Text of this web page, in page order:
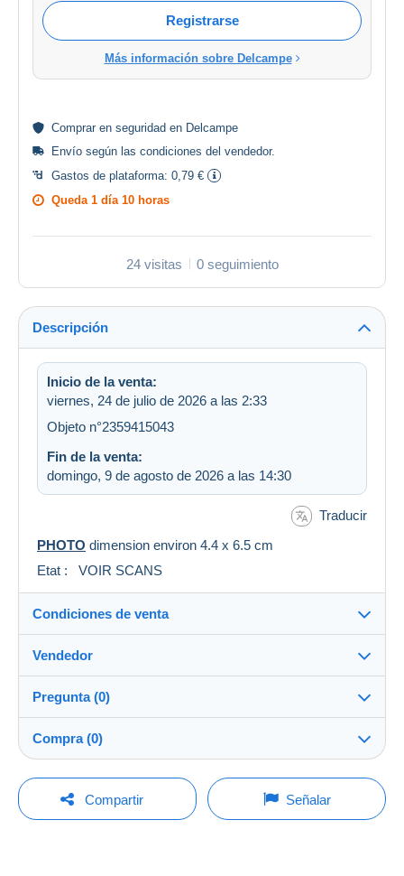
Registrarse
Más información sobre Delcampe
Comprar en seguridad en Delcampe
Envío según las condiciones del vendedor.
Gastos de plataforma: 0,79 €
Queda 1 día 10 horas
24 visitas 0 seguimiento
Descripción
Inicio de la venta:
viernes, 24 de julio de 2026 a las 2:33
Objeto n°2359415043
Fin de la venta:
domingo, 9 de agosto de 2026 a las 14:30
Traducir
PHOTO dimension environ 4.4 x 6.5 cm
Etat : VOIR SCANS
Condiciones de venta
Destino:
Ver la lista de países
Envío:
Envío después del pago
A cargo del vendedor
Métodos de pago:
Vendedor
multicollections46100%(34694x)
PRO
Tienda
Apellido:
Pregunta (0)
Para hacer una pregunta, debe iniciar una
Compra (0)
Última actualización: 4:00:11
Compartir Señalar